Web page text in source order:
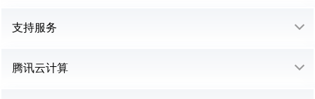
支持服务
腾讯云计算